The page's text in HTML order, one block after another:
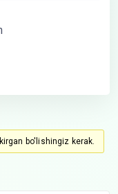
bo'lishingiz kerak.